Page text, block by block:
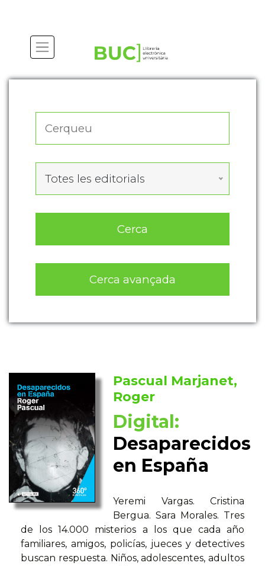
Totes les editorials
Cerca
Cerca avançada
Pascual Marjanet,
Roger
Digital:
Desaparecidos
en España
Yeremi Vargas. Cristina
Bergua. Sara Morales. Tres
de los 14.000 misterios a los que cada año
familiares, amigos, policías, jueces y detectives
buscan respuesta. Niños, adolescentes, adultos